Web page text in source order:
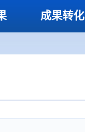
成果转化